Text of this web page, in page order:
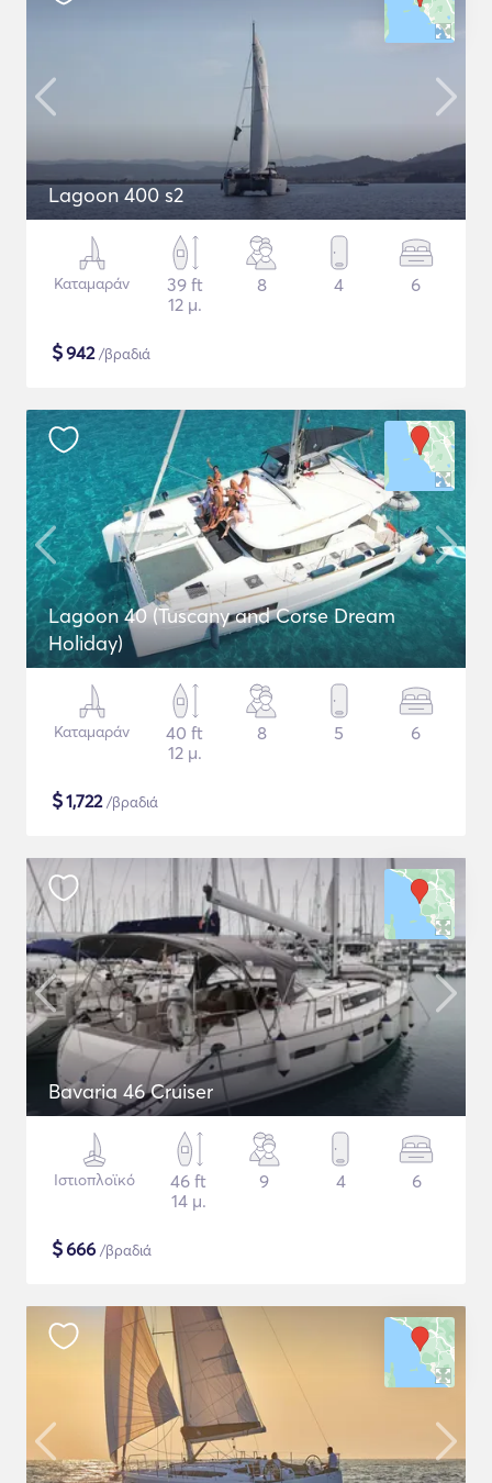
Lagoon 400 s2
Καταμαράν
39 ft
12 μ.
8 4 6
$942/βραδιά
Lagoon 40 (Tuscany and Corse Dream
Holiday)
Καταμαράν
40 ft
12 μ.
8 5 6
$1,722/βραδιά
Bavaria 46 Cruiser
Ιστιοπλοϊκό
46 ft
14 μ.
9 4 6
$666 /βραδιά